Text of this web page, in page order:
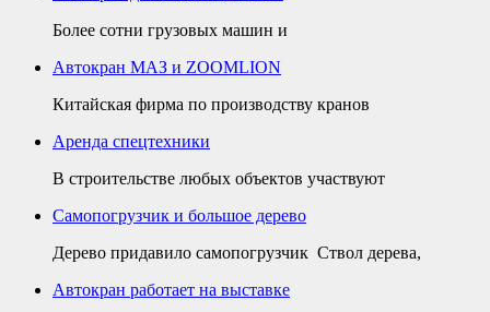
Более сотни грузовых машин и
Автокран МАЗ и ZOOMLION
Китайская фирма по производству кранов
Аренда спецтехники
В строительстве любых объектов участвуют
Самопогрузчик и большое дерево
Дерево придавило самопогрузчик Ствол дерева,
Автокран работает на выставке